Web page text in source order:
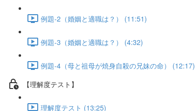
例題-2（婚姻と適職は？） (11:51)
例題-3（婚姻と適職は？） (4:32)
例題-4（母と祖母が焼身自殺の兄妹の命） (12:17)
【理解度テスト】
理解度テスト (13:25)